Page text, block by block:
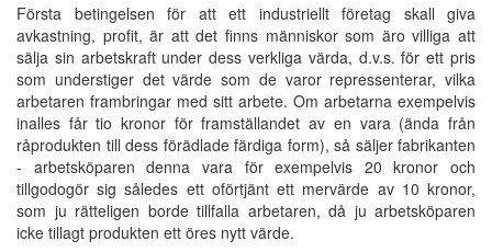
Första betingelsen för att ett industriellt företag skall giva
avkastning, profit, är att det finns människor som äro villiga att
sälja sin arbetskraft under dess verkliga värda, d.v.s. för ett pris
som understiger det värde som de varor repressenterar, vilka
arbetaren frambringar med sitt arbete. Om arbetarna exempelvis
inalles får tio kronor för framställandet av en vara (ända från
råprodukten till dess förädlade färdiga form), så säljer fabrikanten
- arbetsköparen denna vara för exempelvis 20 kronor och
tillgodogör sig således ett oförtjänt ett mervärde av 10 kronor,
som ju rätteligen borde tillfalla arbetaren, då ju arbetsköparen
icke tillagt produkten ett öres nytt värde.